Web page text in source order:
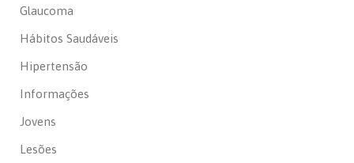
Glaucoma
Hábitos Saudáveis
Hipertensão
Informações
Jovens
Lesões